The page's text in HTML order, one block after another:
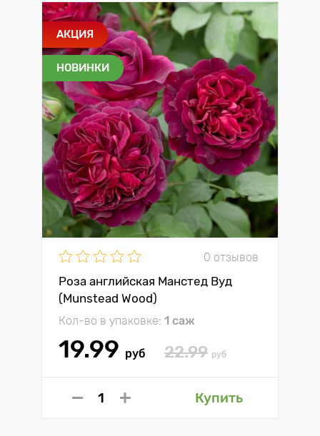
АКЦИЯ
НОВИНКИ
0 отзывов
Роза английская Манстед Вуд
(Munstead Wood)
Кол-во в упаковке: 1 саж
19.99 руб 22.99 руб
Купить